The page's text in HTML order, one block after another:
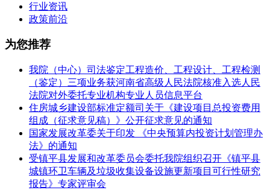
行业资讯
政策前沿
为您推荐
我院（中心）司法鉴定工程造价、工程设计、工程检测
（鉴定）三项业务获河南省高级人民法院核准入选人民
法院对外委托专业机构专业人员信息平台
住房城乡建设部标准定额司关于《建设项目总投资费用
组成（征求意见稿）》公开征求意见的通知
国家发展改革委关于印发 《中央预算内投资计划管理办
法》的通知
受镇平县发展和改革委员会委托我院组织召开《镇平县
城镇环卫车辆及垃圾收集设备设施更新项目可行性研究
报告》专家评审会